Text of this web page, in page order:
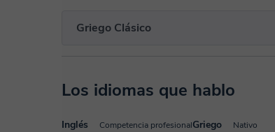
Griego Clásico
Los idiomas que hablo
Inglés Competencia profesionalGriego Nativo